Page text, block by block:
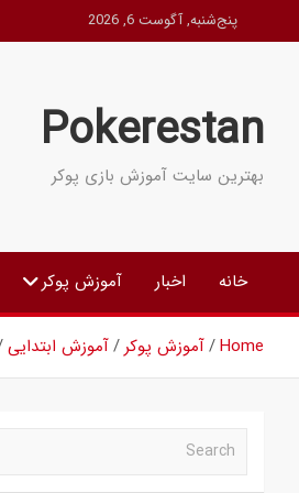
to
پنج‌شنبه, آگوست 6, 2026
Pokerestan
بهترین سایت آموزش بازی پوکر
خانه اخبار آموزش پوکر
Home آموزش پوکر آموزش ابتدایی